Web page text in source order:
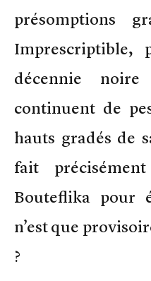
présomptions
Imprescriptible,
décennie
continuent de
hauts gradés de
fait
Bouteflika pour
n’est que
?